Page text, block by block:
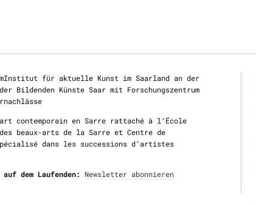
für aktuelle Kunst im Saarland an der
Bildenden Künste Saar mit Forschungszentrum
contemporain en Sarre rattaché à l‘École
beaux-arts de la Sarre et Centre de
dans les successions d‘artistes
dem Laufenden: Newsletter abonnieren